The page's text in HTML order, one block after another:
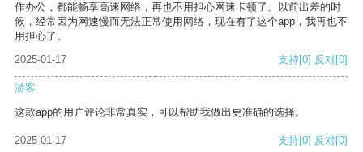
作办公，都能畅享高速网络，再也不用担心网速卡顿了。以前出差的时
候，经常因为网速慢而无法正常使用网络，现在有了这个app，我再也不
用担心了。
2025-01-17
支持[0] 反对[0]
游客
这款app的用户评论非常真实，可以帮助我做出更准确的选择。
2025-01-17 支持[0] 反对[0]